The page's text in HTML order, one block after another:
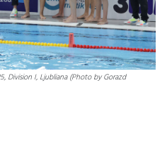
Division I, Ljubliana (Photo by Gorazd